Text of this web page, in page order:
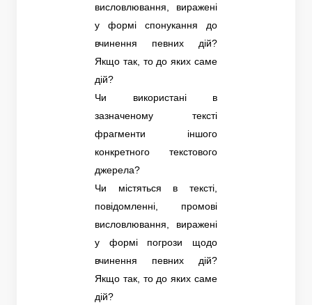
висловлювання, виражені
у формі спонукання до
вчинення певних дій?
Якщо так, то до яких саме
дій?
Чи використані в
зазначеному тексті
фрагменти іншого
конкретного текстового
джерела?
Чи містяться в тексті,
повідомленні, промові
висловлювання, виражені
у формі погрози щодо
вчинення певних дій?
Якщо так, то до яких саме
дій?